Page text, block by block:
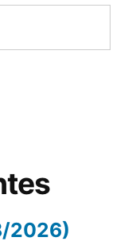
2026)